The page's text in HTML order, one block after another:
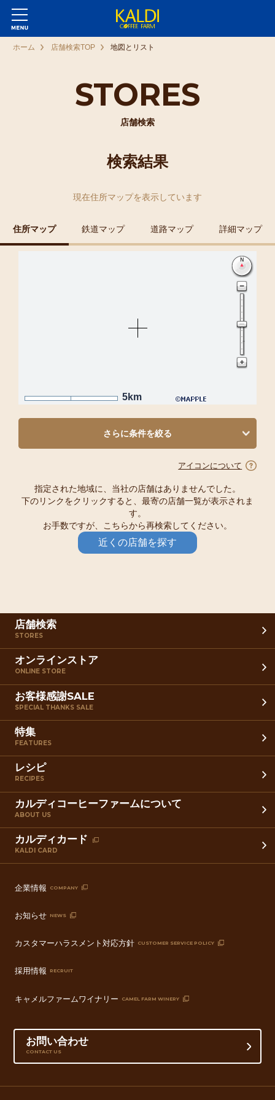
STORES
店舗検索
ホーム 店舗検索TOP 地図とリスト
検索結果
現在住所マップを表示しています
住所マップ 鉄道マップ 道路マップ 詳細マップ
5km
さらに条件を絞る
アイコンについて
指定された地域に、当社の店舗はありませんでした。
下のリンクをクリックすると、最寄の店舗一覧が表示されま
す。
お手数ですが、こちらから再検索してください。
近くの店舗を探す
店舗検索
STORES
オンラインストア
ONLINE STORE
お客様感謝SALE
SPECIAL THANKS SALE
特集
FEATURES
レシピ
RECIPES
カルディコーヒーファームについて
ABOUT US
カルディカード
KALDI CARD
企業情報 COMPANY
お知らせ NEWS
カスタマーハラスメント対応方針 CUSTOMER SERVICE POLICY
採用情報 RECRUIT
キャメルファームワイナリー CAMEL FARM WINERY
お問い合わせ
CONTACT US